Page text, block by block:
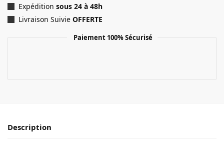
Expédition sous 24 à 48h
Livraison Suivie OFFERTE
Paiement 100% Sécurisé
Description